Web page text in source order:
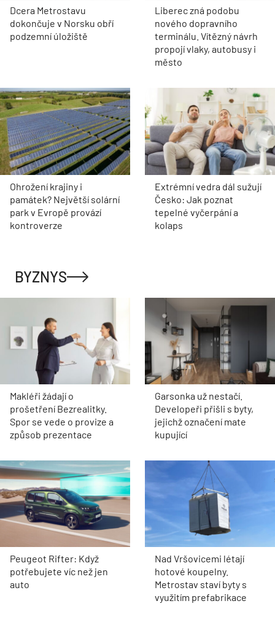
Dcera Metrostavu
dokončuje v Norsku obří
podzemní úložiště
Liberec zná podobu
nového dopravního
terminálu. Vítězný návrh
propojí vlaky, autobusy i
město
Ohrožení krajiny i
památek? Největší solární
park v Evropě provází
kontroverze
Extrémní vedra dál sužují
Česko: Jak poznat
tepelné vyčerpání a
kolaps
BYZNYS
Makléři žádají o
prošetření Bezrealitky.
Spor se vede o provize a
způsob prezentace
Garsonka už nestačí.
Developeři přišli s byty,
jejichž označení mate
kupující
Peugeot Rifter: Když
potřebujete víc než jen
auto
Nad Vršovicemi létají
hotové koupelny.
Metrostav staví byty s
využitím prefabrikace